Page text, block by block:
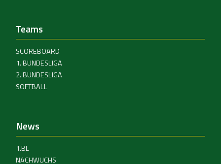
Teams
SCOREBOARD
1. BUNDESLIGA
2. BUNDESLIGA
SOFTBALL
News
1.BL
NACHWUCHS